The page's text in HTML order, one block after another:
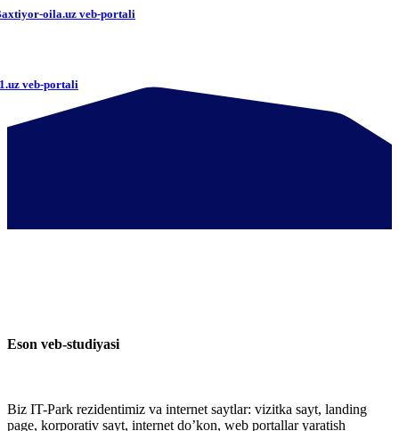
oila.uz veb-portali
veb-portali
Eson veb-studiyasi
Biz IT-Park rezidentimiz va internet saytlar: vizitka sayt, landing
page, korporativ sayt, internet do’kon, web portallar yaratish